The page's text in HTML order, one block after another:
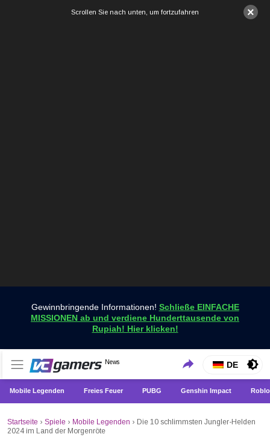
×
Scrollen Sie nach unten, um fortzufahren
Gewinnbringende Informationen! Schließe EINFACHE
MISSIONEN ab und verdiene Hunderttausende von
Rupiah! Hier klicken!
VCGamers-Neuigkeiten
News
Holen Sie sich die neuesten Spielnachrichten nur bei
VCGamers
DE
Mobile Legenden Freies Feuer PUBG Genshin Impact
Startseite › Spiele › Mobile Legenden › Die 10 schlimmsten Jungler-Helden
2024 im Land der Morgenröte